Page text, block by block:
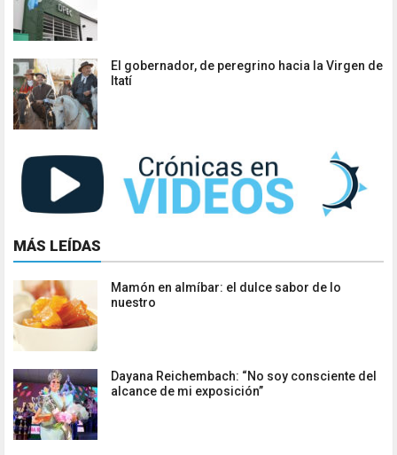
El gobernador, de peregrino hacia la Virgen de
Itatí
MÁS LEÍDAS
Mamón en almíbar: el dulce sabor de lo
nuestro
Dayana Reichembach: “No soy consciente del
alcance de mi exposición”